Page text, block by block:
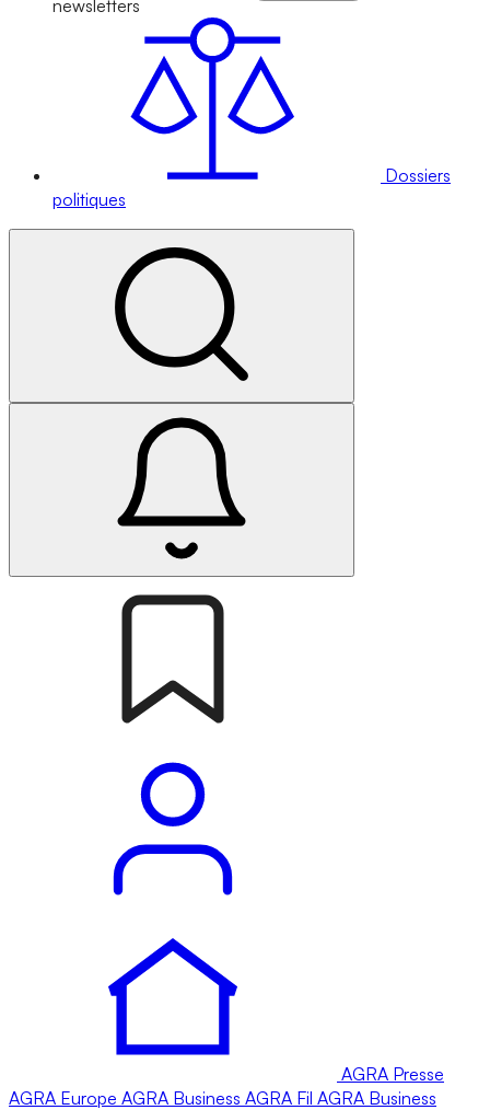
newsletters
Dossiers
politiques
AGRA Presse
AGRA Europe AGRA Business AGRA Fil AGRA Business